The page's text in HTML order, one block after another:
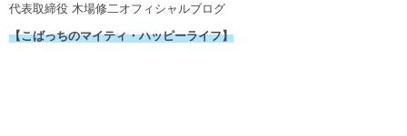
代表取締役 木場修二オフィシャルブログ
【こばっちのマイティ・ハッピーライフ】